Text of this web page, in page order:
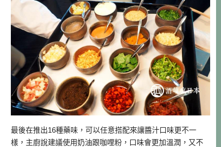
最後在推出16種藥味，可以任意搭配來讓醬汁口味更不一
樣，主廚說建議使用奶油跟咖哩粉，口味會更加溫潤，又不